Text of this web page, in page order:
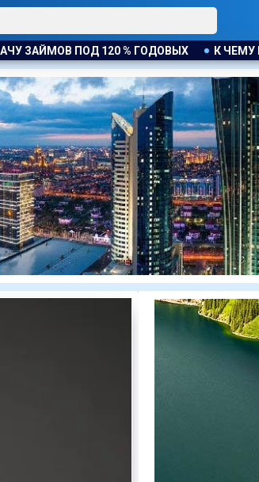
К ЧЕМУ ПРИДЁТ СУД? АСТАНЧАНКА